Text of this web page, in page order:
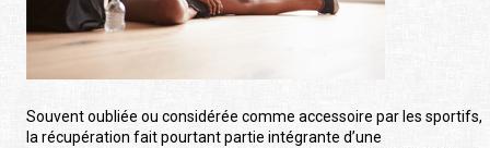
Souvent oubliée ou considérée comme accessoire par les sportifs,
la récupération fait pourtant partie intégrante d’une